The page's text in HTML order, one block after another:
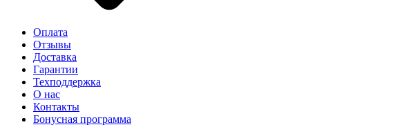
Оплата
Отзывы
Доставка
Гарантии
Техподдержка
О нас
Контакты
Бонусная программа